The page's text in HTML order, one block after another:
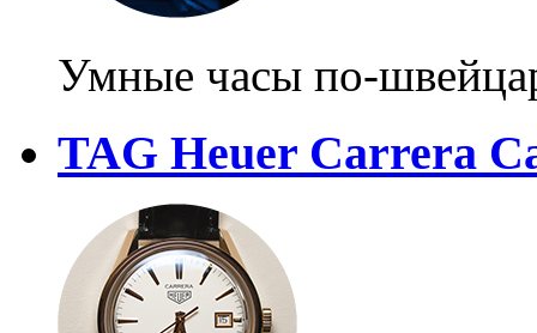
Умные часы по-
TAG Heuer Carrera